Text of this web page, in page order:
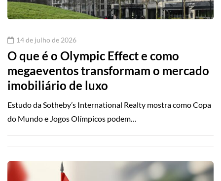
14 de julho de 2026
O que é o Olympic Effect e como
megaeventos transformam o mercado
imobiliário de luxo
Estudo da Sotheby’s International Realty mostra como Copa
do Mundo e Jogos Olímpicos podem…